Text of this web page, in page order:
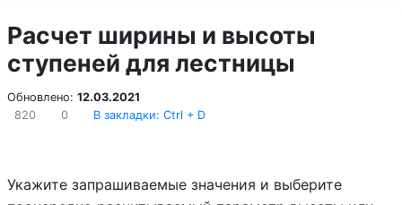
Расчет ширины и высоты
ступеней для лестницы
Обновлено: 12.03.2021
820
0 В закладки: Ctrl + D
Укажите запрашиваемые значения и выберите